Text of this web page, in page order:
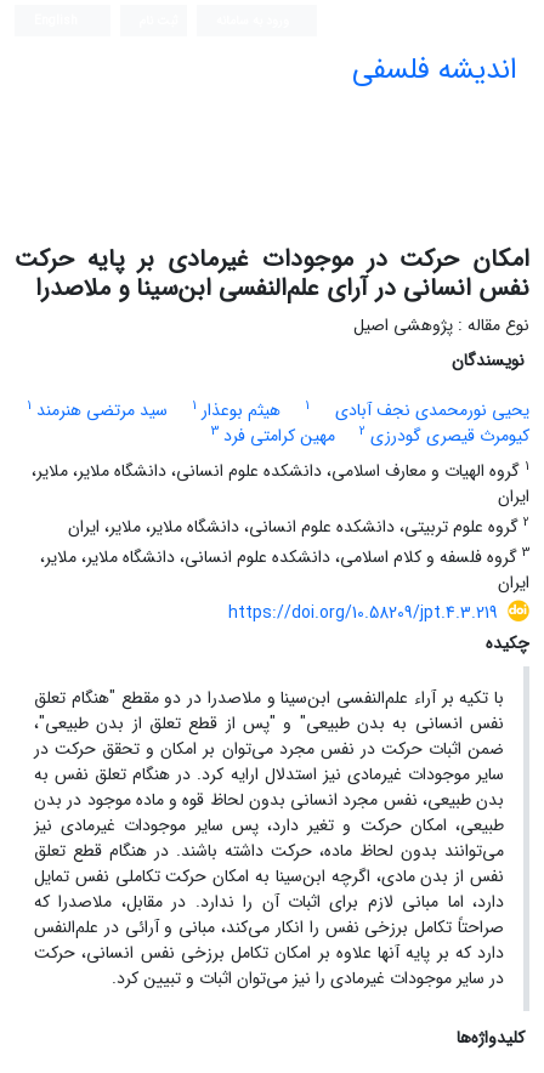
اندیشه فلسفی
امکان حرکت در موجودات غیرمادی بر پایه حرکت
نفس انسانی در آرای علم‌النفسی ابن‌سینا و ملاصدرا
نوع مقاله : پژوهشی اصیل
نویسندگان
یحیی نورمحمدی نجف آبادی
1 هیثم بوعذار 1 سید مرتضی هنرمند 1
کیومرث قیصری گودرزی 2 مهین کرامتی فرد 3
1 گروه الهیات و معارف اسلامی، دانشکده علوم انسانی، دانشگاه ملایر، ملایر،
ایران
2 گروه علوم تربیتی، دانشکده علوم انسانی، دانشگاه ملایر، ملایر، ایران
3 گروه فلسفه و کلام اسلامی، دانشکده علوم انسانی، دانشگاه ملایر، ملایر،
ایران
https://doi.org/10.58209/jpt.4.3.219
چکیده
با تکیه بر آراء علم‌النفسی ابن‌سینا و ملاصدرا در دو مقطع "هنگام تعلق
نفس انسانی به بدن طبیعی" و "پس از قطع تعلق از بدن طبیعی"،
ضمن اثبات حرکت در نفس مجرد می‌توان بر امکان و تحقق حرکت در
سایر موجودات غیرمادی نیز استدلال ارایه کرد. در هنگام تعلق نفس به
بدن طبیعی، نفس مجرد انسانی بدون لحاظ قوه و ماده موجود در بدن
طبیعی، امکان حرکت و تغیر دارد، پس سایر موجودات غیرمادی نیز
می‌توانند بدون لحاظ ماده، حرکت داشته باشند. در هنگام قطع تعلق
نفس از بدن مادی، اگرچه ابن‌سینا به امکان حرکت تکاملی نفس تمایل
دارد، اما مبانی لازم برای اثبات آن را ندارد. در مقابل، ملاصدرا که
صراحتاً تکامل برزخی نفس را انکار می‌کند، مبانی و آرائی در علم‌النفس
دارد که بر پایه آنها علاوه بر امکان تکامل برزخی نفس انسانی، حرکت
در سایر موجودات غیرمادی را نیز می‌توان اثبات و تبیین کرد.
کلیدواژه‌ها